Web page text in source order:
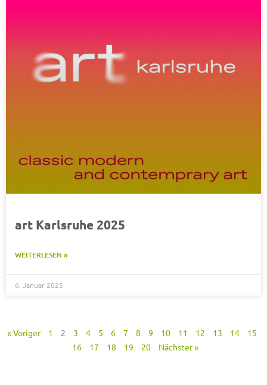
art Karlsruhe 2025
WEITERLESEN »
6. Januar 2025
« Voriger 1 2 3 4 5 6 7 8 9 10 11 12 13 14
15
16
17 18 19 20 Nächster »